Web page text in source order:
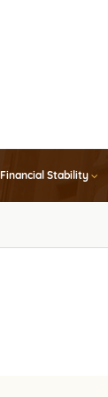
Financial Stability